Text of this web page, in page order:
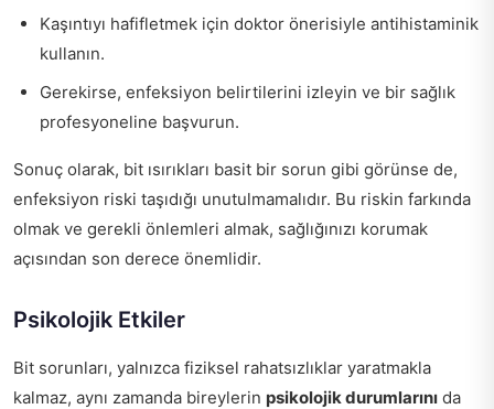
Kaşıntıyı hafifletmek için doktor önerisiyle antihistaminik
kullanın.
Gerekirse, enfeksiyon belirtilerini izleyin ve bir sağlık
profesyoneline başvurun.
Sonuç olarak, bit ısırıkları basit bir sorun gibi görünse de,
enfeksiyon riski taşıdığı unutulmamalıdır. Bu riskin farkında
olmak ve gerekli önlemleri almak, sağlığınızı korumak
açısından son derece önemlidir.
Psikolojik Etkiler
Bit sorunları, yalnızca fiziksel rahatsızlıklar yaratmakla
kalmaz, aynı zamanda bireylerin psikolojik durumlarını da